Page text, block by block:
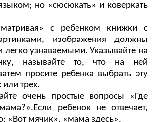
но «сюсюкать» и коверкать
с ребенком книжки с
изображения должны
легко узнаваемыми. Указывайте на
называйте то, что на ней
просите ребенка выбрать эту
или трех.
очень простые вопросы «Где
ребенок не отвечает,
«Вот мячик», «мама здесь».